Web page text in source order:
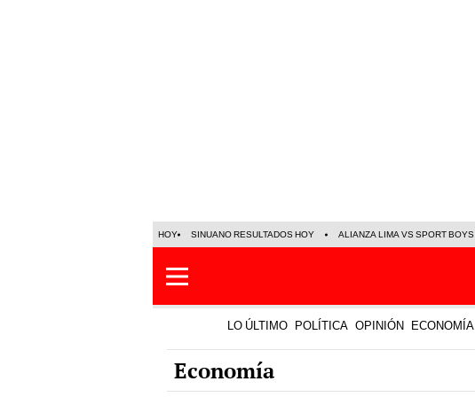
HOY SINUANO RESULTADOS HOY ALIANZA LIMA VS SPORT BOYS
LO ÚLTIMO POLÍTICA OPINIÓN ECONOMÍA
Economía